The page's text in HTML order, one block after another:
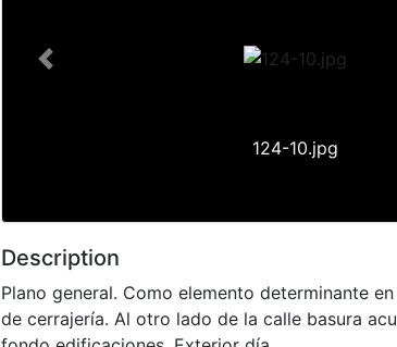
124-10.jpg
Previous
Description
Plano general. Como elemento determinante
de cerrajería. Al otro lado de la calle basura